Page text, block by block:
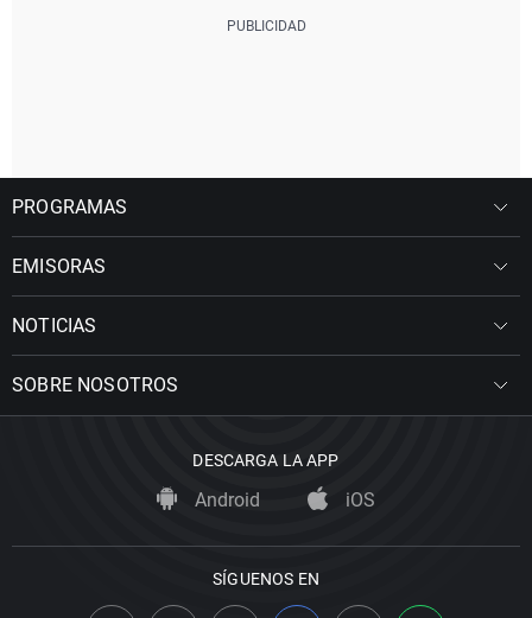
PROGRAMAS
EMISORAS
NOTICIAS
SOBRE NOSOTROS
DESCARGA LA APP
Android iOS
SÍGUENOS EN